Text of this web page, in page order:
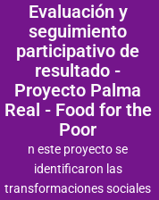
Evaluación y
seguimiento
participativo de
resultado -
Proyecto Palma
Real - Food for the
Poor
n este proyecto se
identificaron las
transformaciones sociales